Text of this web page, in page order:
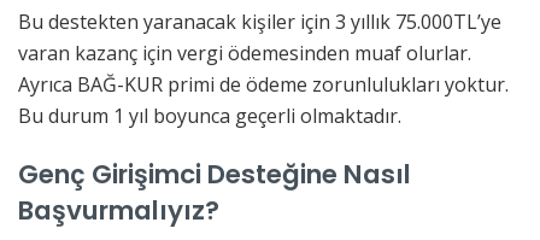
Bu destekten yaranacak kişiler için 3 yıllık 75.000TL’ye
varan kazanç için vergi ödemesinden muaf olurlar.
Ayrıca BAĞ-KUR primi de ödeme zorunlulukları yoktur.
Bu durum 1 yıl boyunca geçerli olmaktadır.
Genç Girişimci Desteğine Nasıl
Başvurmalıyız?